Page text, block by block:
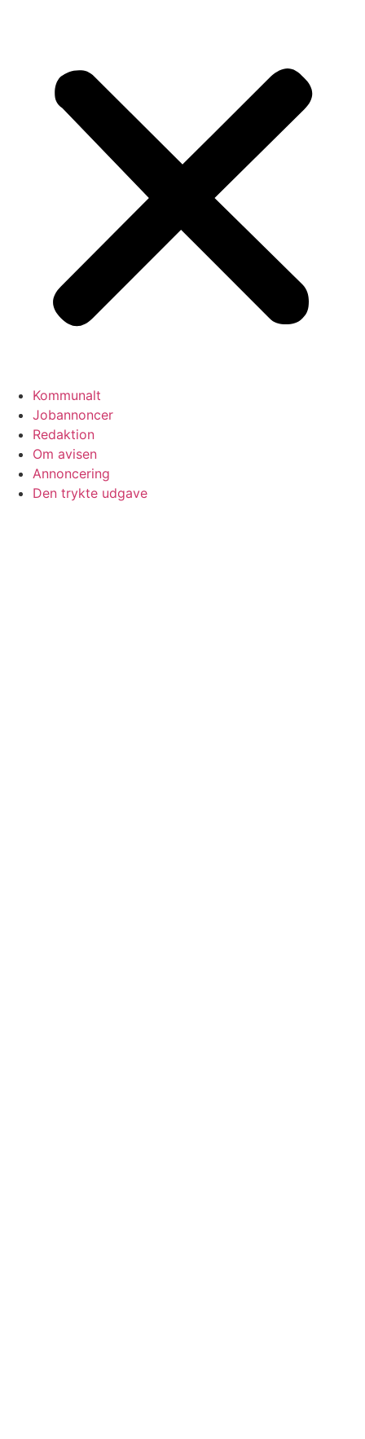
Kommunalt
Jobannoncer
Redaktion
Om avisen
Annoncering
Den trykte udgave